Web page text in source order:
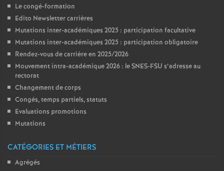
Le congé-formation
Edito Newsletter carrières
Mutations inter-académiques 2025 : participation facultative
Mutations inter-académiques 2025 : participation obligatoire
Rendez-vous de carrière en 2025/2026
Mouvement intra-académique 2026 : le SNES-FSU s’adresse au
rectorat
Changement de corps
Congés, temps partiels, statuts
Evaluations promotions
Mutations
CATÉGORIES ET MÉTIERS
Agrégés